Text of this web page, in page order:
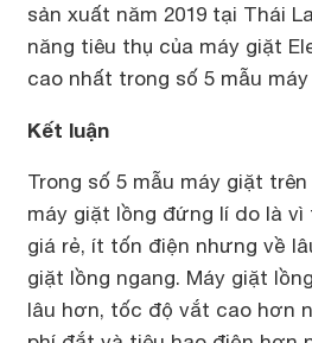
sản xuất năm 2019 tại Thái
năng tiêu thụ của máy giặt
cao nhất trong số 5 mẫu
Kết luận
Trong số 5 mẫu máy giặt
máy giặt lồng đứng lí do là
giá rẻ, ít tốn điện nhưng về
giặt lồng ngang. Máy giặt
lâu hơn, tốc độ vắt cao hơn